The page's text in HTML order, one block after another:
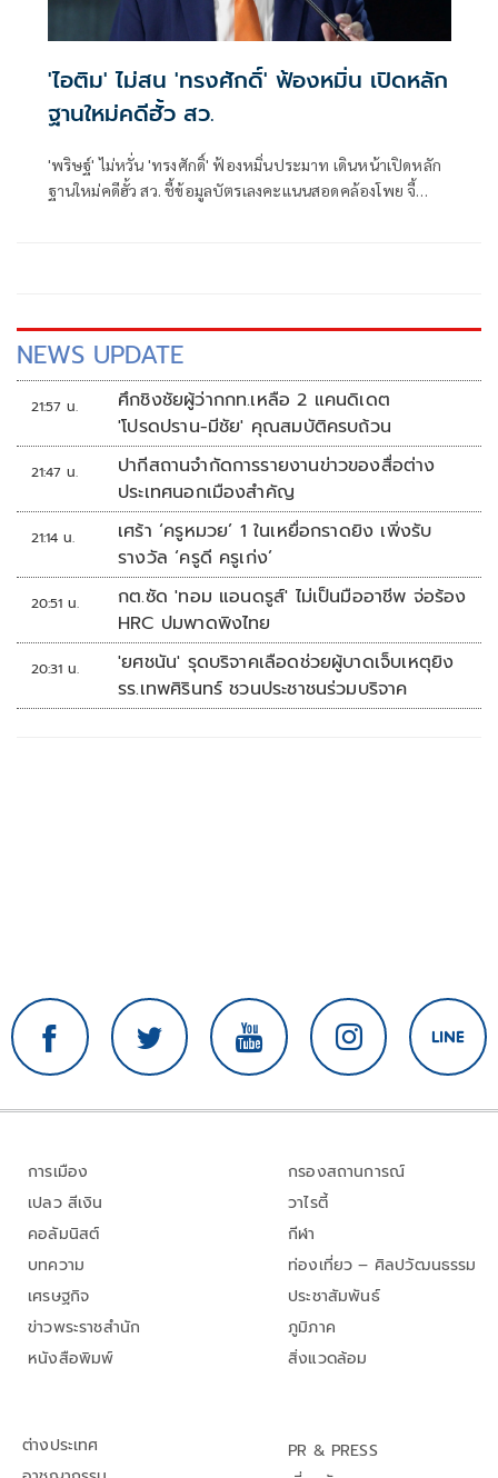
'ไอติม' ไม่สน 'ทรงศักดิ์' ฟ้องหมิ่น เปิดหลัก
ฐานใหม่คดีฮั้ว สว.
'พริษฐ์' ไม่หวั่น 'ทรงศักดิ์' ฟ้องหมิ่นประมาท เดินหน้าเปิดหลัก
ฐานใหม่คดีฮั้ว สว. ชี้ข้อมูลบัตรเลงคะแนนสอดคล้องโพย จี้
NEWS UPDATE
21:57 น.
ศึกชิงชัยผู้ว่ากกท.เหลือ 2 แคนดิเดต
'โปรดปราน-มีชัย' คุณสมบัติครบถ้วน
21:47 น.
ปากีสถานจำกัดการรายงานข่าวของสื่อต่าง
ประเทศนอกเมืองสำคัญ
21:14 น.
เศร้า ‘ครูหมวย’ 1 ในเหยื่อกราดยิง เพิ่งรับ
รางวัล ‘ครูดี ครูเก่ง’
20:51 น.
กต.ซัด 'ทอม แอนดรูส์' ไม่เป็นมืออาชีพ จ่อร้อง
HRC ปมพาดพิงไทย
20:31 น.
'ยศชนัน' รุดบริจาคเลือดช่วยผู้บาดเจ็บเหตุยิง
รร.เทพศิรินทร์ ชวนประชาชนร่วมบริจาค
การเมือง
เปลว สีเงิน
คอลัมนิสต์
บทความ
เศรษฐกิจ
ข่าวพระราชสำนัก
หนังสือพิมพ์
กรองสถานการณ์
วาไรตี้
กีฬา
ท่องเที่ยว – ศิลปวัฒนธรรม
ประชาสัมพันธ์
ภูมิภาค
สิ่งแวดล้อม
ต่างประเทศ
PR & PRESS